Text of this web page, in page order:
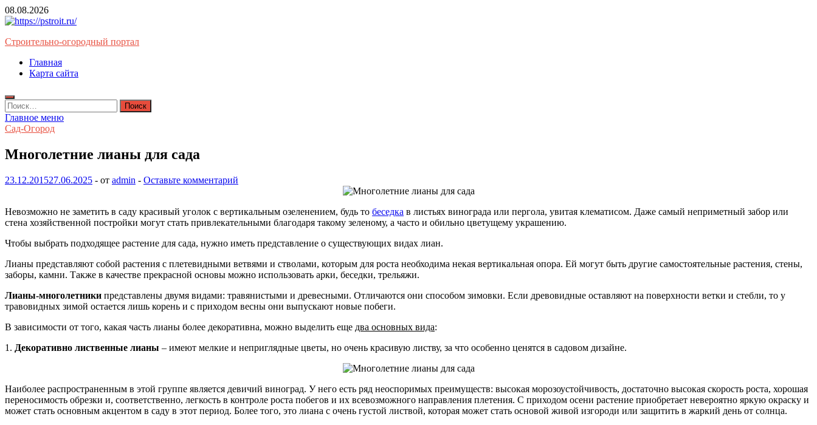
Перейти
к
08.08.2026
Строительно-огородный портал
Главная
Карта сайта
Найти:
Главное меню
Сад-Огород
Многолетние лианы для сада
23.12.201527.06.2025 - от admin - Оставьте комментарий
Невозможно не заметить в саду красивый уголок с вертикальным озеленением, будь то беседка в листьях винограда или пергола, увитая клематисом. Даже самый неприметный забор или
стена хозяйственной постройки могут стать привлекательными благодаря такому зеленому, а часто и обильно цветущему украшению.
Чтобы выбрать подходящее растение для сада, нужно иметь представление о существующих видах лиан.
Лианы представляют собой растения с плетевидными ветвями и стволами, которым для роста необходима некая вертикальная опора. Ей могут быть другие самостоятельные растения, стены,
заборы, камни. Также в качестве прекрасной основы можно использовать арки, беседки, трельяжи.
Лианы-многолетники представлены двумя видами: травянистыми и древесными. Отличаются они способом зимовки. Если древовидные оставляют на поверхности ветки и стебли, то у
травовидных зимой остается лишь корень и с приходом весны они выпускают новые побеги.
В зависимости от того, какая часть лианы более декоративна, можно выделить еще два основных вида:
1. Декоративно лиственные лианы – имеют мелкие и неприглядные цветы, но очень красивую листву, за что особенно ценятся в садовом дизайне.
Наиболее распространенным в этой группе является девичий виноград. У него есть ряд неоспоримых преимуществ: высокая морозоустойчивость, достаточно высокая скорость роста, хорошая
переносимость обрезки и, соответственно, легкость в контроле роста побегов и их всевозможного направления плетения. С приходом осени растение приобретает невероятно яркую окраску и
может стать основным акцентом в саду в этот период. Более того, это лиана с очень густой листвой, которая может стать основой живой изгороди или защитить в жаркий день от солнца.